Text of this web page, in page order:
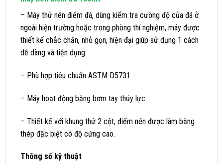
– Máy thử nén điểm đá, dùng kiểm tra cường độ của đá ở
ngoài hiện trường hoặc trong phòng thí nghiệm, máy được
thiết kế chắc chắn, nhỏ gọn, hiện đại giúp sử dụng 1 cách
dễ dàng và tiện dụng.
– Phù hợp tiêu chuẩn ASTM D5731
– Máy hoạt động bằng bơm tay thủy lực.
– Thiết kế với khung thử 2 cột, điểm nén được làm bằng
thép đặc biệt có độ cứng cao.
Thông số kỹ thuật